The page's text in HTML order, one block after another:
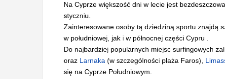
Na Cyprze większość dni w lecie jest
styczniu.
Zainteresowane osoby tą dziedziną sportu znajdą
w południowej, jak i w północnej części Cypru .
Do najbardziej popularnych miejsc surfingowych
oraz Larnaka (w szczególności plaża Faros),
się na Cyprze Południowym.